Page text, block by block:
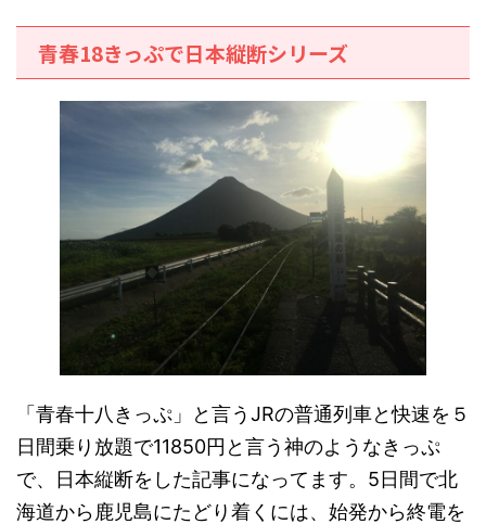
青春18きっぷで日本縦断シリーズ
「青春十八きっぷ」と言うJRの普通列車と快速を５
日間乗り放題で11850円と言う神のようなきっぷ
で、日本縦断をした記事になってます。5日間で北
海道から鹿児島にたどり着くには、始発から終電を